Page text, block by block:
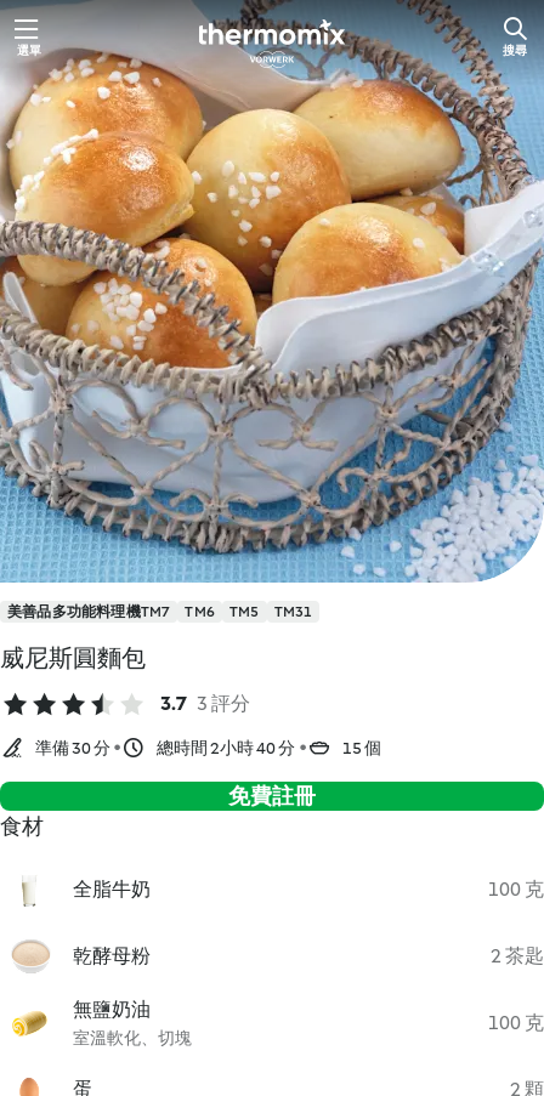
跳
至
要
內
容
選單 搜尋
美善品多功能料理機TM7 TM6 TM5 TM31
威尼斯圓麵包
3.7 3 評分
準備 30 分 總時間 2小時 40 分 15 個
免費註冊
食材
全脂牛奶 100 克
乾酵母粉 2 茶匙
無鹽奶油
室溫軟化、切塊
100 克
蛋 2 顆